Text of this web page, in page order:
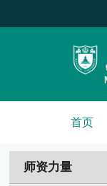
首页
师资力量